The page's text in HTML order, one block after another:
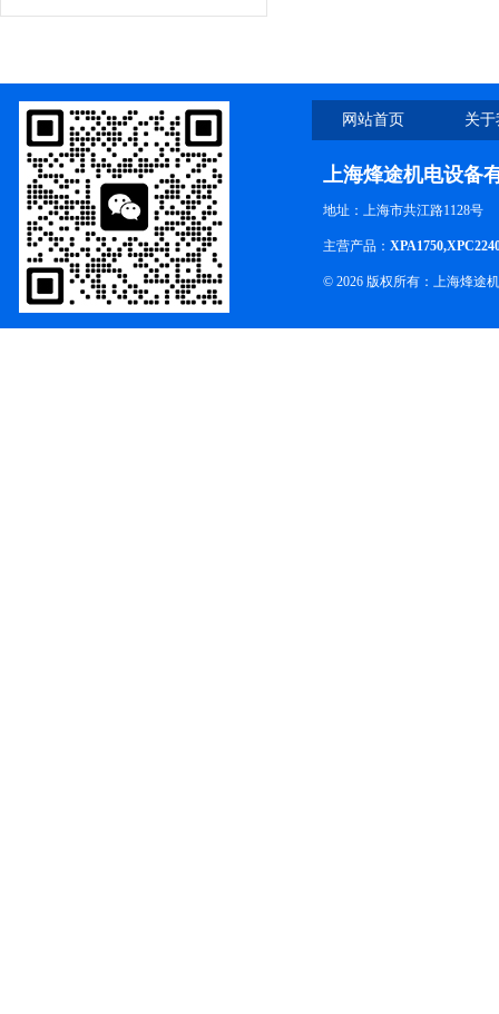
网站首页 关
上海烽途机电设备
地址：上海市共江路1128号
主营产品：
© 2026 版权所有：上海烽途